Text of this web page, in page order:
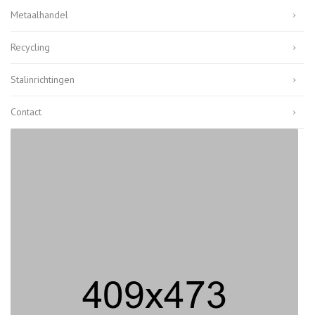
Metaalhandel
Recycling
Stalinrichtingen
Contact